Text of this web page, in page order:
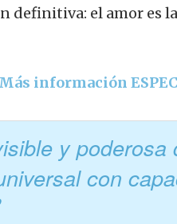
definitiva: el amor es
Más información
y
con